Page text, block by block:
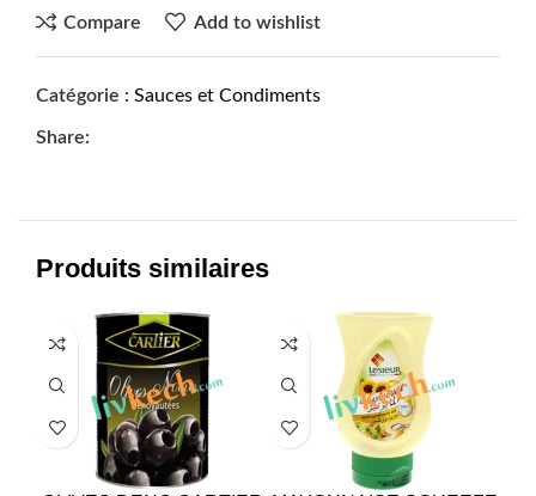
Compare Add to wishlist
Catégorie : Sauces et Condiments
Share:
Produits similaires